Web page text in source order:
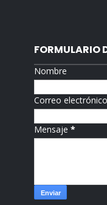
FORMULARIO
Nombre
Correo
Mensaje*